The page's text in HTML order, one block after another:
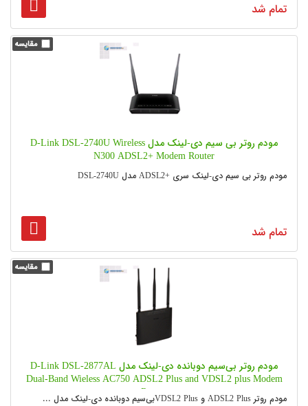
تمام شد
مودم روتر بی‌ سیم دی-لینک مدل D-Link DSL-2740U Wireless
N300 ADSL2+ Modem Router
مودم روتر بی‌ سیم دی-لینک سری +ADSL2 مدل DSL-2740U
تمام شد
مودم روتر بی‌سیم دوبانده دی-لینک مدل D-Link DSL-2877AL
Dual-Band Wieless AC750 ADSL2 Plus and VDSL2 plus Modem
Router
مودم روتر ADSL2 Plus و VDSL2 Plusبی‌سیم دوبانده دی-لینک مدل ...